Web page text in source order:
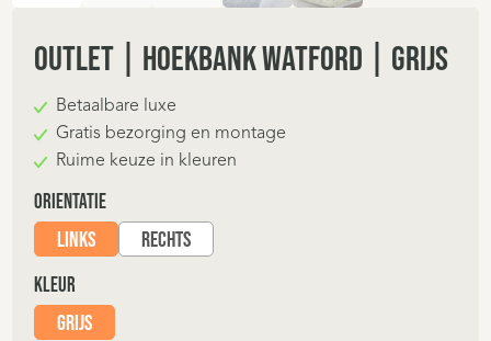
OUTLET | Hoekbank Watford | Grijs
Betaalbare luxe
Gratis bezorging en montage
Ruime keuze in kleuren
Orientatie
Links Rechts
kleur
Grijs